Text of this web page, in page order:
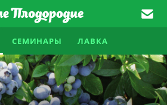
СЕМИНАРЫ ЛАВКА